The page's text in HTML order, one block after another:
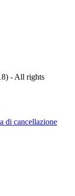
- All rights
di cancellazione